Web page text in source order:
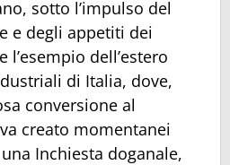
sotto l’impulso del
e degli appetiti dei
l’esempio dell’estero
di Italia, dove,
conversione al
creato momentanei
Inchiesta doganale,